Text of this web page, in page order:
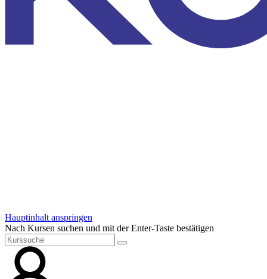
Hauptinhalt anspringen
Nach Kursen suchen und mit der Enter-Taste bestätigen